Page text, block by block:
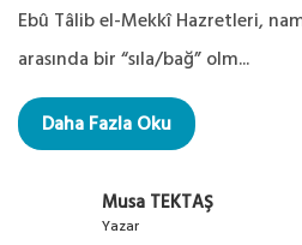
Ebû Tâlib el-Mekkî Hazretleri,
arasında bir “sıla/bağ” olm...
Daha Fazla Oku
Musa TEKTAŞ
Yazar